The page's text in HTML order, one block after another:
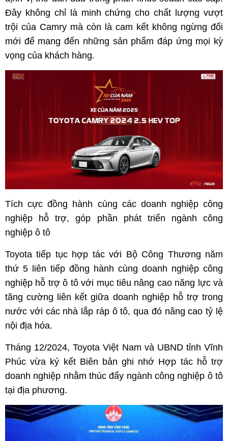
Đây không chỉ là minh chứng cho chất lượng vượt
trội của Camry mà còn là cam kết không ngừng đổi
mới để mang đến những sản phẩm đáp ứng mọi kỳ
vọng của khách hàng.
Tích cực đồng hành cùng các doanh nghiệp công
nghiệp hỗ trợ, góp phần phát triển ngành công
nghiệp ô tô
Toyota tiếp tục hợp tác với Bộ Công Thương năm
thứ 5 liên tiếp đồng hành cùng doanh nghiệp công
nghiệp hỗ trợ ô tô với mục tiêu nâng cao năng lực và
tăng cường liên kết giữa doanh nghiệp hỗ trợ trong
nước với các nhà lắp ráp ô tô, qua đó nâng cao tỷ lệ
nội địa hóa.
Tháng 12/2024, Toyota Việt Nam và UBND tỉnh Vĩnh
Phúc vừa ký kết Biên bản ghi nhớ Hợp tác hỗ trợ
doanh nghiệp nhằm thúc đẩy ngành công nghiệp ô tô
tại địa phương.